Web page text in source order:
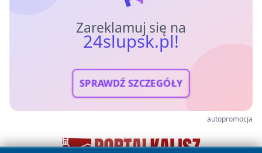
Zareklamuj się na
24slupsk.pl!
SPRAWDŹ SZCZEGÓŁY
autopromocja